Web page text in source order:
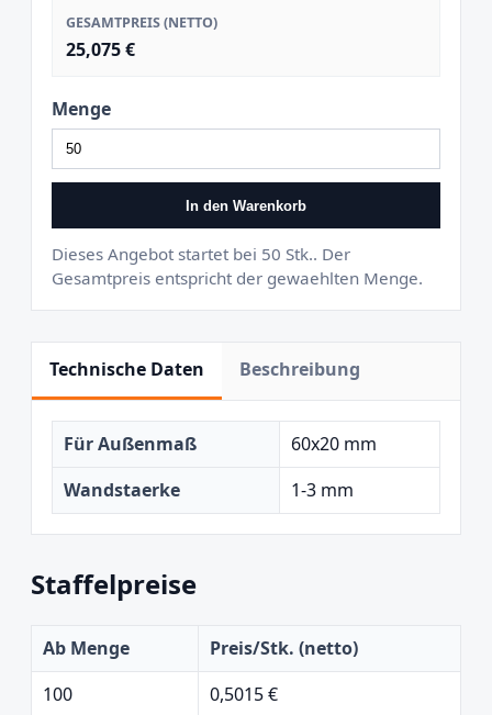
GESAMTPREIS (NETTO)
25,075 €
Menge
In den Warenkorb
Dieses Angebot startet bei 50 Stk.. Der
Gesamtpreis entspricht der gewaehlten Menge.
Technische Daten Beschreibung
Für Außenmaß
60x20 mm
Wandstaerke
1-3 mm
Staffelpreise
Ab Menge
Preis/Stk. (netto)
100
0,5015 €